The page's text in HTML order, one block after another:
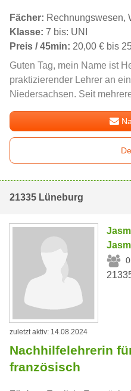
Fächer: Rechnungswesen,
Klasse: 7 bis: UNI
Preis / 45min: 20,00 € bis
Guten Tag, mein Name ist
praktizierender Lehrer an
Niedersachsen. Seit
21335 Lüneburg
0
zuletzt aktiv: 14.08.2024
Nachhilfelehrerin
französisch